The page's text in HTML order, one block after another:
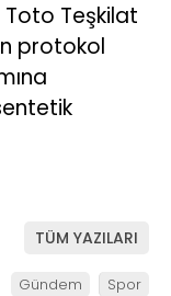
Toto Teşkilat
protokol
TÜM YAZILARI
Gündem Spor